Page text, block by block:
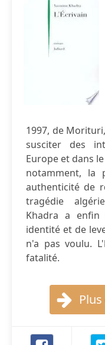
1997, de
susciter des
Europe et dans
notamment, la
authenticité de
tragédie
Khadra a
identité et de
n'a pas voulu.
fatalité.